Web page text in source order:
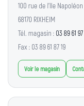
100 rue de l'Ile Napoléon
68170 RIXHEIM
Tél. magasin : 03 89 61
Fax : 03 89 61 87 19
Voir le magasin